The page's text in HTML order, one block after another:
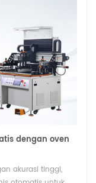
dengan oven
akurasi tinggi,